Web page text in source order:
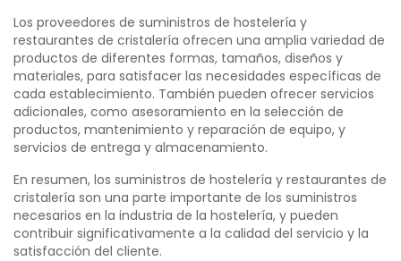
Los proveedores de suministros de hostelería y
restaurantes de cristalería ofrecen una amplia variedad de
productos de diferentes formas, tamaños, diseños y
materiales, para satisfacer las necesidades específicas de
cada establecimiento. También pueden ofrecer servicios
adicionales, como asesoramiento en la selección de
productos, mantenimiento y reparación de equipo, y
servicios de entrega y almacenamiento.
En resumen, los suministros de hostelería y restaurantes de
cristalería son una parte importante de los suministros
necesarios en la industria de la hostelería, y pueden
contribuir significativamente a la calidad del servicio y la
satisfacción del cliente.